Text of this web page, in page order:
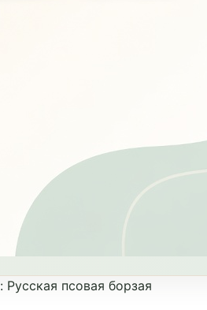
: Русская псовая борзая